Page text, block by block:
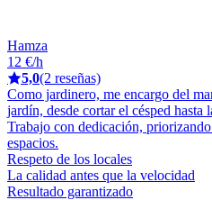
Hamza
12 €/h
5,0(2 reseñas)
Como jardinero, me encargo del
jardín, desde cortar el césped hasta
Trabajo con dedicación,
espacios.
Respeto de los locales
La calidad antes que la velocidad
Resultado garantizado